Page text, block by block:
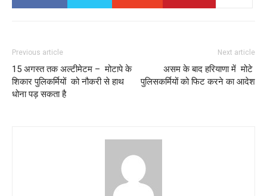
Previous article
15 अगस्त तक अल्टीमेटम – मोटापे के
शिकार पुलिकर्मियों को नौकरी से हाथ
धोना पड़ सकता है
Next article
असम के बाद हरियाणा में मोटे
पुलिसकर्मियों को फिट करने का आदेश